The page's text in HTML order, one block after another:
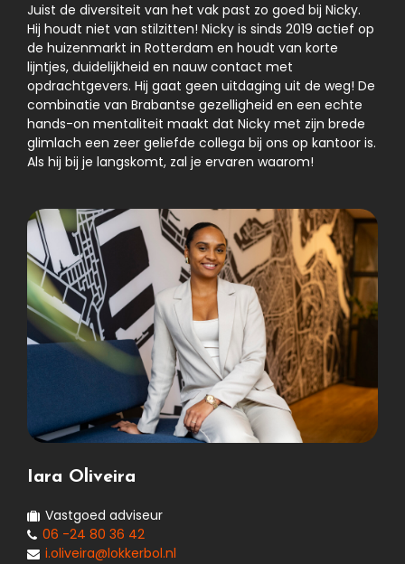
Juist de diversiteit van het vak past zo goed bij Nicky.
Hij houdt niet van stilzitten! Nicky is sinds 2019 actief op
de huizenmarkt in Rotterdam en houdt van korte
lijntjes, duidelijkheid en nauw contact met
opdrachtgevers. Hij gaat geen uitdaging uit de weg! De
combinatie van Brabantse gezelligheid en een echte
hands-on mentaliteit maakt dat Nicky met zijn brede
glimlach een zeer geliefde collega bij ons op kantoor is.
Als hij bij je langskomt, zal je ervaren waarom!
Iara Oliveira
Vastgoed adviseur
06 -24 80 36 42
i.oliveira@lokkerbol.nl